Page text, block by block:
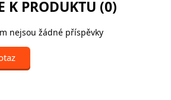
K PRODUKTU (0)
nejsou žádné příspěvky